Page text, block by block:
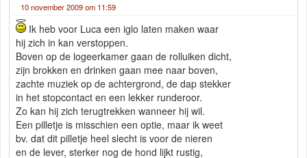
10 november 2009 om 11:59
Ik heb voor Luca een iglo laten maken waar
hij zich in kan verstoppen.
Boven op de logeerkamer gaan de rolluiken dicht,
zijn brokken en drinken gaan mee naar boven,
zachte muziek op de achtergrond, de dap stekker
in het stopcontact en een lekker runderoor.
Zo kan hij zich terugtrekken wanneer hij wil.
Een pilletje is misschien een optie, maar ik weet
bv. dat dit pilletje heel slecht is voor de nieren
en de lever, sterker nog de hond lijkt rustig,